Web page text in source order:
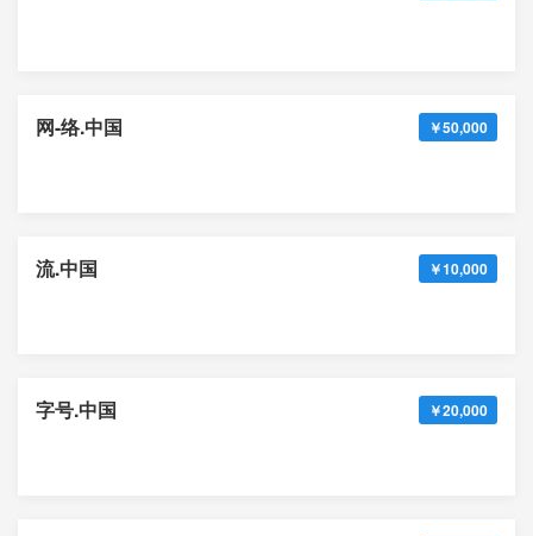
网-络.中国 ￥50,000
流.中国 ￥10,000
字号.中国 ￥20,000